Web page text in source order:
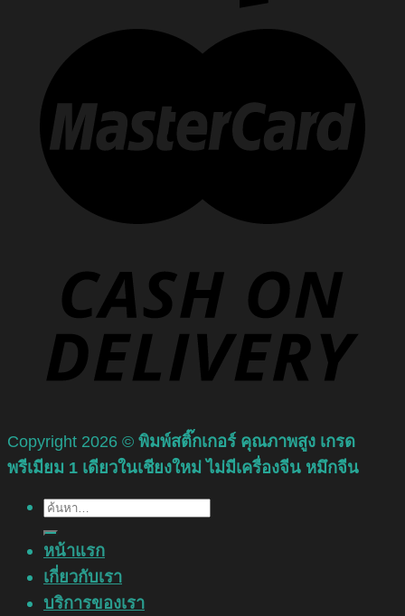
Copyright 2026 © พิมพ์สติ๊กเกอร์ คุณภาพสูง เกรด
พรีเมียม 1 เดียวในเชียงใหม่ ไม่มีเครื่องจีน หมึกจีน
ค้นหา:
หน้าแรก
เกี่ยวกับเรา
บริการของเรา